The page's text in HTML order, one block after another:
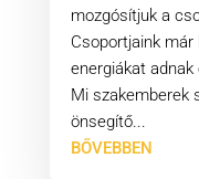
mozgósítjuk a
Csoportjaink
energiákat
Mi szakemberek
önsegítő...
BŐVEBBEN